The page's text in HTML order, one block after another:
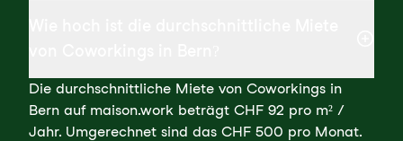
Die durchschnittliche Miete von Coworkings in
Bern auf maison.work beträgt CHF 92 pro m² /
Jahr. Umgerechnet sind das CHF 500 pro Monat.